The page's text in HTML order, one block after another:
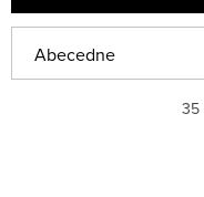
a
Abecedne
35